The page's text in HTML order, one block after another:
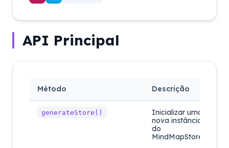
API Principal
Método Descrição
generateStore()
Inicializar uma
nova instância
do
MindMapStore.